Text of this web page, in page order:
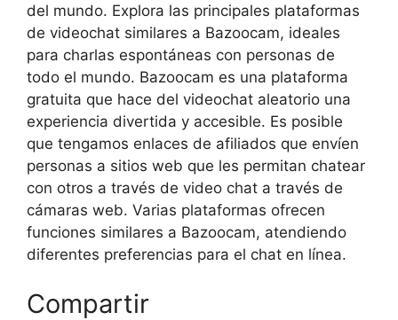
del mundo. Explora las principales plataformas
de videochat similares a Bazoocam, ideales
para charlas espontáneas con personas de
todo el mundo. Bazoocam es una plataforma
gratuita que hace del videochat aleatorio una
experiencia divertida y accesible. Es posible
que tengamos enlaces de afiliados que envíen
personas a sitios web que les permitan chatear
con otros a través de video chat a través de
cámaras web. Varias plataformas ofrecen
funciones similares a Bazoocam, atendiendo
diferentes preferencias para el chat en línea.
Compartir